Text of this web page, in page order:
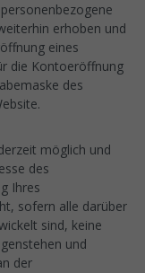
erhoben und
eines
die Kontoeröffnung
des
möglich und
des
Ihres
sofern alle darüber
sind, keine
und
der